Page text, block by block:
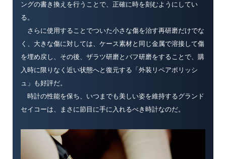
ングの書き換えを行うことで、正確に時を刻むようにしてい
る。
さらに使用することでついた小さな傷を治す再研磨だけでな
く、大きな傷に対しては、ケース素材と同じ金属で溶接して傷
を埋め戻し、その後、ザラツ研磨とバフ研磨をすることで、購
入時に限りなく近い状態へと復元する「外装リペアポリッシ
ュ」も好評だ。
時計の性能を保ち、いつまでも美しい姿を維持するグランド
セイコーは、まさに節目に手に入れるべき時計なのだ。